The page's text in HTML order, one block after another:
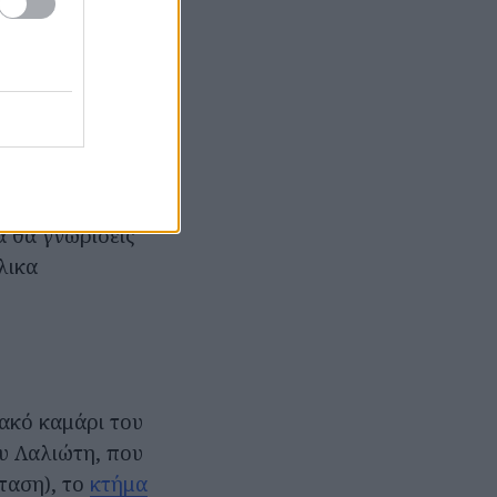
την
από
της
θα γνωρίσεις
καμάρι του
Λαλιώτη, που
το κτήμα